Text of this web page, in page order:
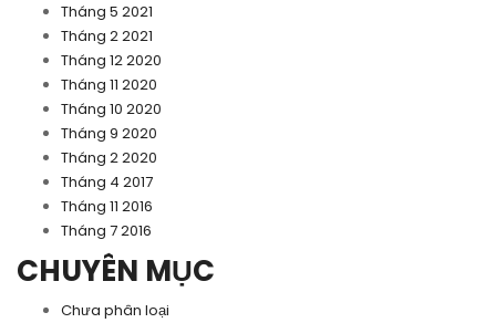
Tháng 5 2021
Tháng 2 2021
Tháng 12 2020
Tháng 11 2020
Tháng 10 2020
Tháng 9 2020
Tháng 2 2020
Tháng 4 2017
Tháng 11 2016
Tháng 7 2016
CHUYÊN MỤC
Chưa phân loại